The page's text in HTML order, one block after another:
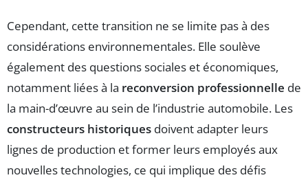
Cependant, cette transition ne se limite pas à des
considérations environnementales. Elle soulève
également des questions sociales et économiques,
notamment liées à la reconversion professionnelle de
la main-d’œuvre au sein de l’industrie automobile. Les
constructeurs historiques doivent adapter leurs
lignes de production et former leurs employés aux
nouvelles technologies, ce qui implique des défis